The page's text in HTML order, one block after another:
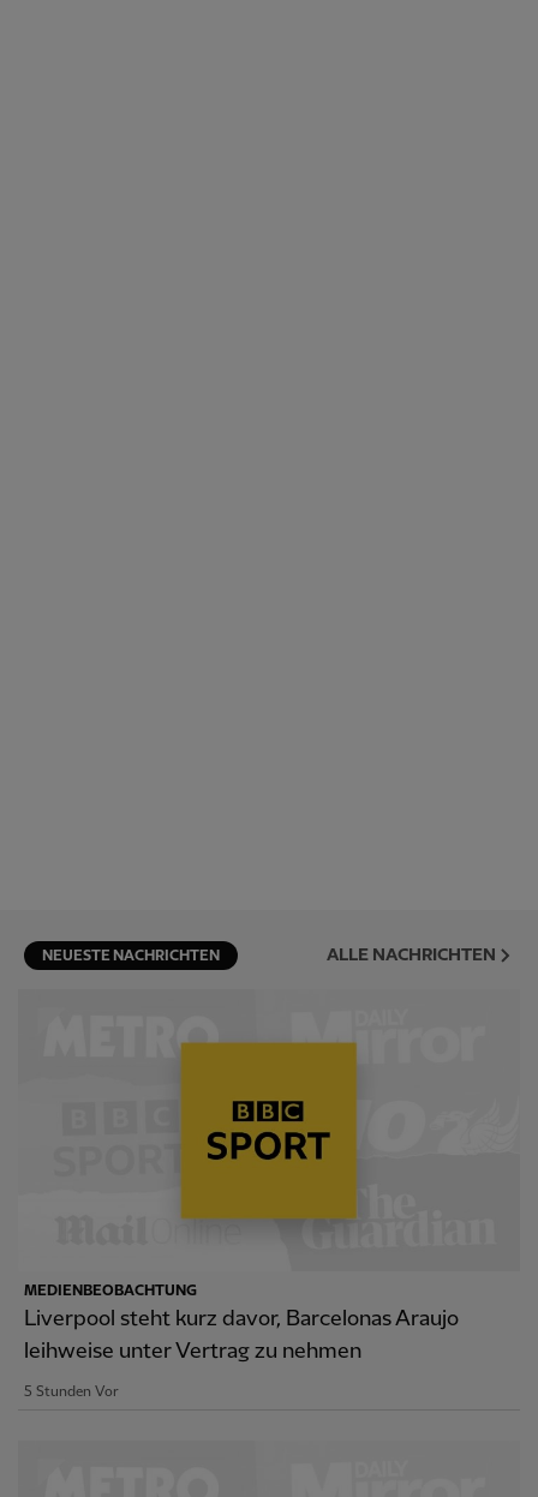
NEUESTE NACHRICHTEN ALLE NACHRICHTEN
MEDIENBEOBACHTUNG
Liverpool steht kurz davor, Barcelonas Araujo
leihweise unter Vertrag zu nehmen
5 Stunden Vor